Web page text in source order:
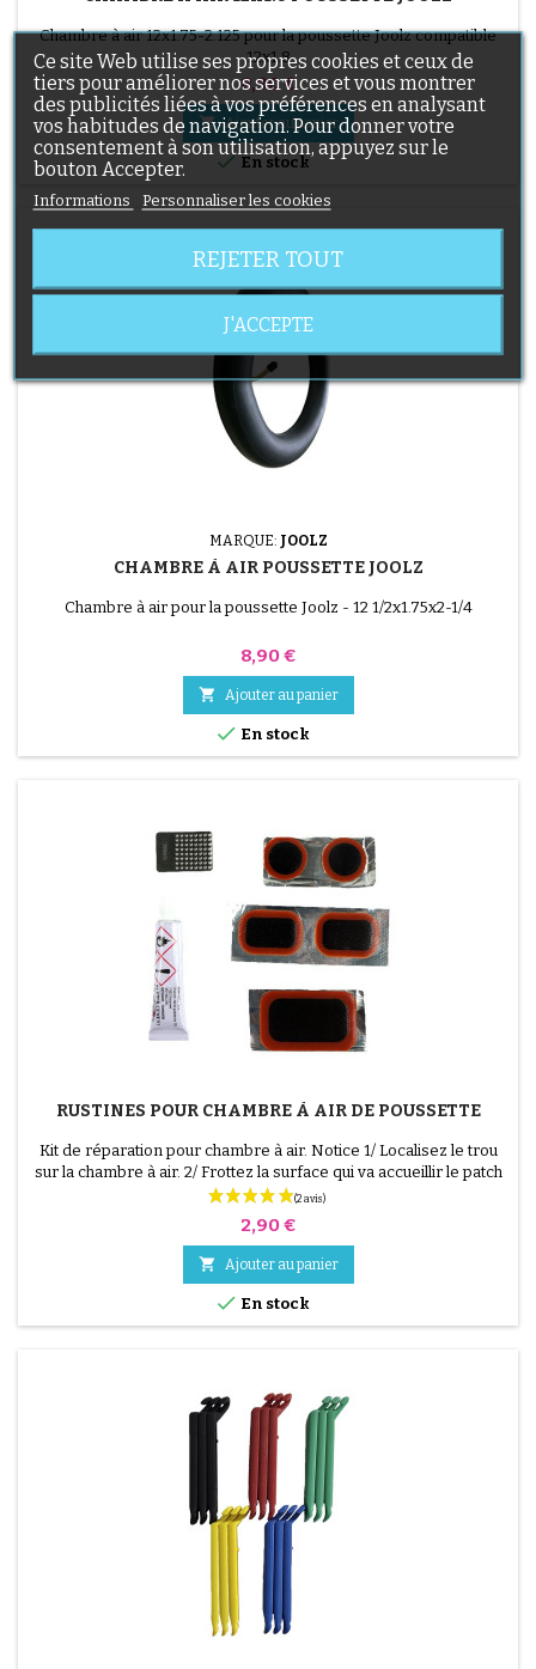
Chambre à air 12x1.75-2.125 pour la poussette Joolz compatible
12x1.8
Prix
8,90 €
 Ajouter au panier
 En stock
MARQUE: JOOLZ
CHAMBRE À AIR POUSSETTE JOOLZ
Chambre à air pour la poussette Joolz - 12 1/2x1.75x2-1/4
Prix
8,90 €
 Ajouter au panier
 En stock
RUSTINES POUR CHAMBRE À AIR DE POUSSETTE
Kit de réparation pour chambre à air. Notice 1/ Localisez le trou
sur la chambre à air. 2/ Frottez la surface qui va accueillir le patch
avec le grattoir fourni. 3/ Dégraissez, nettoyez et séchez la
surface. 4/ Étalez uniformément la colle autour du trou. 5/
Patientez environ 1 mIn, jusqu'à ce que la colle ne brille plus. 6/
Positionnez le patch au...
Prix
2,90 €
 Ajouter au panier
 En stock
Ce site Web utilise ses propres cookies et ceux de
tiers pour améliorer nos services et vous montrer
des publicités liées à vos préférences en analysant
vos habitudes de navigation. Pour donner votre
consentement à son utilisation, appuyez sur le
bouton Accepter.
Informations Personnaliser les cookies
REJETER TOUT
J'ACCEPTE